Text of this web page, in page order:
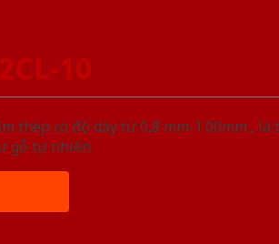
10
thép có độ dày từ 0,8 mm-1.00mm ,
gỗ tự nhiên